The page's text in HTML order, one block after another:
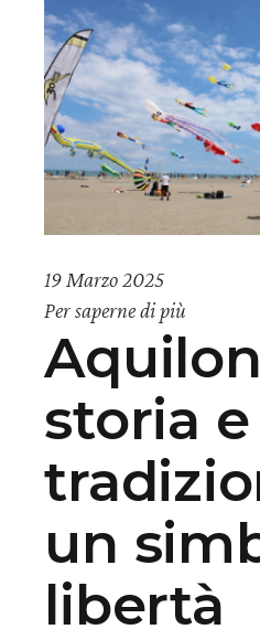
19 Marzo 2025
Per saperne di più
storia e
un
libertà